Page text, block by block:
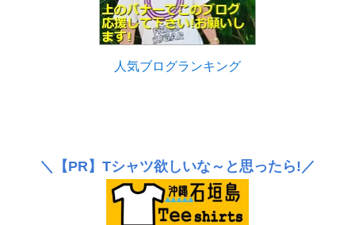
人気ブログランキング
＼ 【PR】 Tシャツ欲しいな～と思ったら!／